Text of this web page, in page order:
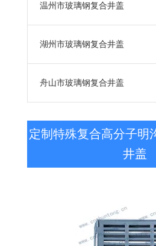
温州市玻璃钢复合井盖
湖州市玻璃钢复合井盖
舟山市玻璃钢复合井盖
定制特殊复合高分子明
井盖